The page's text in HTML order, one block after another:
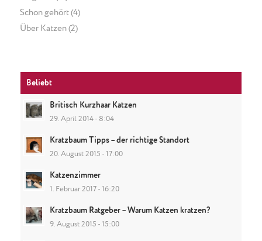
Schon gehört(4)
Über Katzen(2)
Beliebt
Britisch Kurzhaar Katzen
29. April 2014 - 8:04
Kratzbaum Tipps – der richtige Standort
20. August 2015 - 17:00
Katzenzimmer
1. Februar 2017 - 16:20
Kratzbaum Ratgeber – Warum Katzen kratzen?
9. August 2015 - 15:00